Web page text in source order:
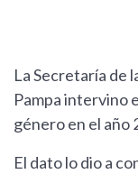
La Secretaría de
Pampa intervino
género en el año
El dato lo dio a